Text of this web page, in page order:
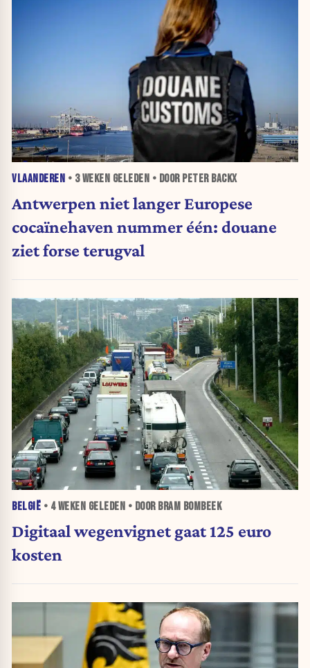
VLAANDEREN • 3 WEKEN GELEDEN • DOOR PETER BACKX
Antwerpen niet langer Europese
cocaïnehaven nummer één: douane
ziet forse terugval
BELGIË • 4 WEKEN GELEDEN • DOOR BRAM BOMBEEK
Digitaal wegenvignet gaat 125 euro
kosten